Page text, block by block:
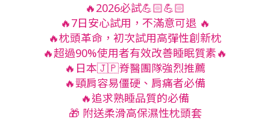
🔥2026必試💪🏻💪🏻
🔥7日安心試用，不滿意可退 🔥
🔥枕頭革命，初次試用高彈性創新枕
🔥超過90%使用者有效改善睡眠質素🔥
🔥日本🇯🇵脊醫團隊強烈推薦
🔥頸肩容易僵硬、肩痛者必備
🔥追求熟睡品質的必備
🎁 附送柔滑高保濕性枕頭套